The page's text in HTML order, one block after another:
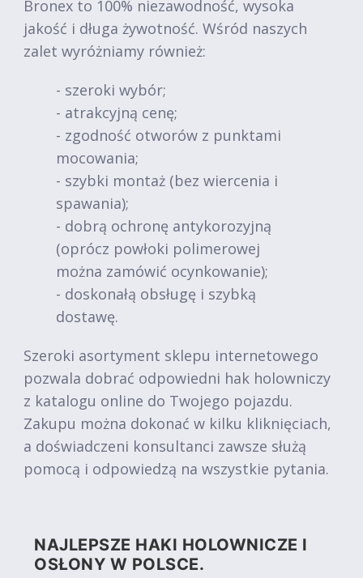
Bronex to 100% niezawodność, wysoka
jakość i długa żywotność. Wśród naszych
zalet wyróżniamy również:
- szeroki wybór;
- atrakcyjną cenę;
- zgodność otworów z punktami
mocowania;
- szybki montaż (bez wiercenia i
spawania);
- dobrą ochronę antykorozyjną
(oprócz powłoki polimerowej
można zamówić ocynkowanie);
- doskonałą obsługę i szybką
dostawę.
Szeroki asortyment sklepu internetowego
pozwala dobrać odpowiedni hak holowniczy
z katalogu online do Twojego pojazdu.
Zakupu można dokonać w kilku kliknięciach,
a doświadczeni konsultanci zawsze służą
pomocą i odpowiedzą na wszystkie pytania.
NAJLEPSZE HAKI HOLOWNICZE I
OSŁONY W POLSCE.